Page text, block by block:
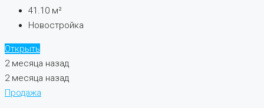
41.10 м²
Новостройка
Открыть
2 месяца назад
2 месяца назад
Продажа